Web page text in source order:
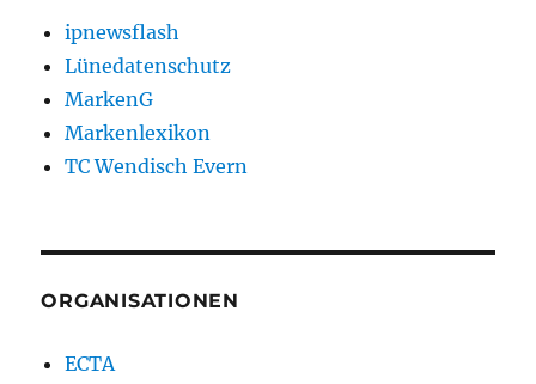
ipnewsflash
Lünedatenschutz
MarkenG
Markenlexikon
TC Wendisch Evern
ORGANISATIONEN
ECTA